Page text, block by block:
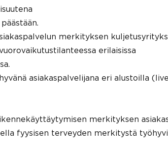
merkityksen
erilaisissa
asiakaspalvelijana eri alustoilla
merkityksen
fyysisen terveyden merkitystä